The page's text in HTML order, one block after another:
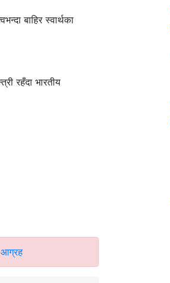
बाहिर स्वार्थका
रहँदा भारतीय
आग्रह